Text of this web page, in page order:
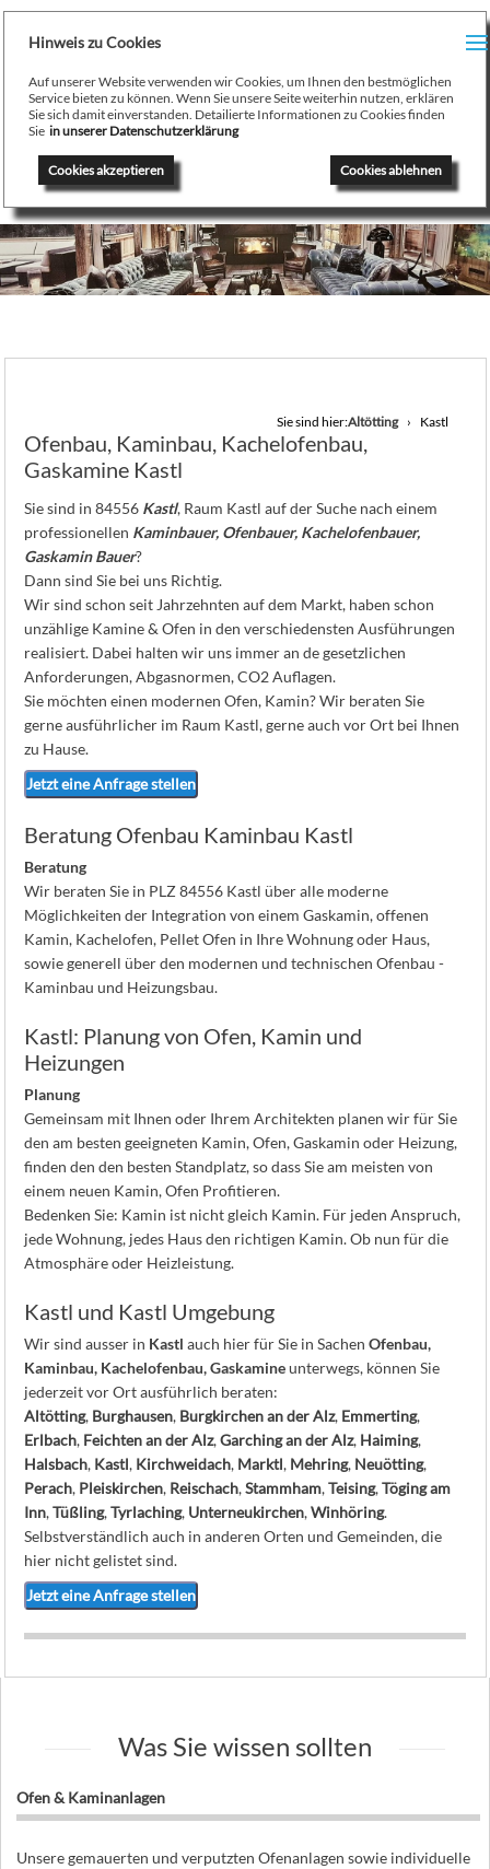
/
Hinweis zu Cookies
Auf unserer Website verwenden wir Cookies, um Ihnen den bestmöglichen
Service bieten zu können. Wenn Sie unsere Seite weiterhin nutzen, erklären
Sie sich damit einverstanden. Detailierte Informationen zu Cookies finden
Sie in unserer Datenschutzerklärung
Cookies ablehnen
Cookies akzeptieren
August Stamminger
Beratung - Planung - Ausführung - Wartung - Reparatur
Ofenbau Kaminbau Gaskamine Kachelofen Heizkamine
Sie sind hier:Altötting Kastl
Ofenbau, Kaminbau, Kachelofenbau,
Gaskamine Kastl
Sie sind in 84556 Kastl, Raum Kastl auf der Suche nach einem
professionellen Kaminbauer, Ofenbauer, Kachelofenbauer,
Gaskamin Bauer?
Dann sind Sie bei uns Richtig.
Wir sind schon seit Jahrzehnten auf dem Markt, haben schon
unzählige Kamine & Ofen in den verschiedensten Ausführungen
realisiert. Dabei halten wir uns immer an de gesetzlichen
Anforderungen, Abgasnormen, CO2 Auflagen.
Sie möchten einen modernen Ofen, Kamin? Wir beraten Sie
gerne ausführlicher im Raum Kastl, gerne auch vor Ort bei Ihnen
zu Hause.
Jetzt eine Anfrage stellen
Beratung Ofenbau Kaminbau Kastl
Beratung
Wir beraten Sie in PLZ 84556 Kastl über alle moderne
Möglichkeiten der Integration von einem Gaskamin, offenen
Kamin, Kachelofen, Pellet Ofen in Ihre Wohnung oder Haus,
sowie generell über den modernen und technischen Ofenbau -
Kaminbau und Heizungsbau.
Kastl: Planung von Ofen, Kamin und
Heizungen
Planung
Gemeinsam mit Ihnen oder Ihrem Architekten planen wir für Sie
den am besten geeigneten Kamin, Ofen, Gaskamin oder Heizung,
finden den den besten Standplatz, so dass Sie am meisten von
einem neuen Kamin, Ofen Profitieren.
Bedenken Sie: Kamin ist nicht gleich Kamin. Für jeden Anspruch,
jede Wohnung, jedes Haus den richtigen Kamin. Ob nun für die
Atmosphäre oder Heizleistung.
Kastl und Kastl Umgebung
Wir sind ausser in Kastlauch hier für Sie in SachenOfenbau,
Kaminbau, Kachelofenbau, Gaskamineunterwegs, können Sie
jederzeit vor Ort ausführlich beraten:
Altötting, Burghausen, Burgkirchen an der Alz, Emmerting,
Erlbach, Feichten an der Alz,Garching an der Alz, Haiming,
Halsbach, Kastl, Kirchweidach, Marktl, Mehring, Neuötting,
Perach, Pleiskirchen, Reischach,Stammham,Teising,Töging am
Inn,Tüßling,Tyrlaching, Unterneukirchen,Winhöring.
Selbstverständlich auch in anderen Orten und Gemeinden, die
hier nicht gelistet sind.
Jetzt eine Anfrage stellen
Was Sie wissen sollten
Ofen & Kaminanlagen
Unsere gemauerten und verputzten Ofenanlagen sowie individuelle